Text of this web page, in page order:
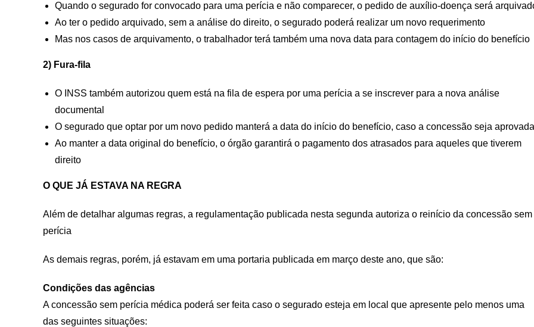
Quando o segurado for convocado para uma perícia e não comparecer, o pedido de auxílio-doença será
Ao ter o pedido arquivado, sem a análise do direito, o segurado poderá realizar um novo requerimento
Mas nos casos de arquivamento, o trabalhador terá também uma nova data para contagem do início do benefício
2) Fura-fila
O INSS também autorizou quem está na fila de espera por uma perícia a se inscrever para a nova análise
documental
O segurado que optar por um novo pedido manterá a data do início do benefício, caso a concessão seja aprovada
Ao manter a data original do benefício, o órgão garantirá o pagamento dos atrasados para aqueles que tiverem
direito
O QUE JÁ ESTAVA NA REGRA
Além de detalhar algumas regras, a regulamentação publicada nesta segunda autoriza o reinício da concessão sem
perícia
As demais regras, porém, já estavam em uma portaria publicada em março deste ano, que são:
Condições das agências
A concessão sem perícia médica poderá ser feita caso o segurado esteja em local que apresente pelo menos uma
das seguintes situações: